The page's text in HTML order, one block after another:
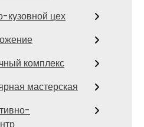
цех
комплекс
мастерская